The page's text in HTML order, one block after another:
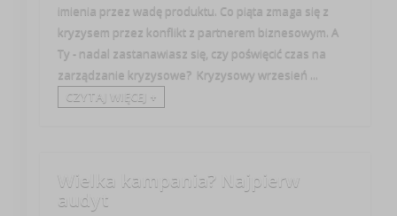
imienia przez wadę produktu. Co piąta zmaga się z
kryzysem przez konflikt z partnerem biznesowym. A
Ty - nadal zastanawiasz się, czy poświęcić czas na
zarządzanie kryzysowe? Kryzysowy wrzesień ...
CZYTAJ WIĘCEJ +
Wielka kampania? Najpierw
audyt